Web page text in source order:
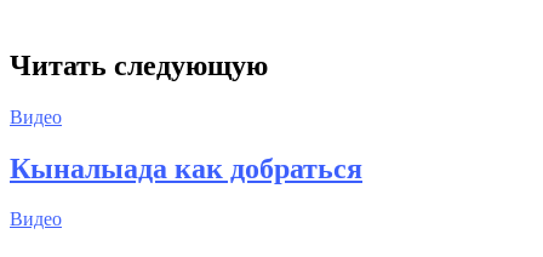
Читать следующую
Видео
Кыналыада как добраться
Видео